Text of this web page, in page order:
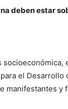
deben estar
el Desarrollo
manifestantes y